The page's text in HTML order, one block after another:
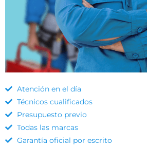
Atención en el día
Técnicos cualificados
Presupuesto previo
Todas las marcas
Garantía oficial por escrito